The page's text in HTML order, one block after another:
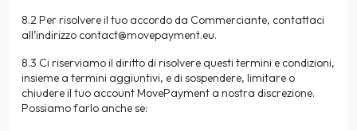
8.2 Per risolvere il tuo accordo da Commerciante, contattaci
all’indirizzo contact@movepayment.eu.
8.3 Ci riserviamo il diritto di risolvere questi termini e condizioni,
insieme a termini aggiuntivi, e di sospendere, limitare o
chiudere il tuo account MovePayment a nostra discrezione.
Possiamo farlo anche se: